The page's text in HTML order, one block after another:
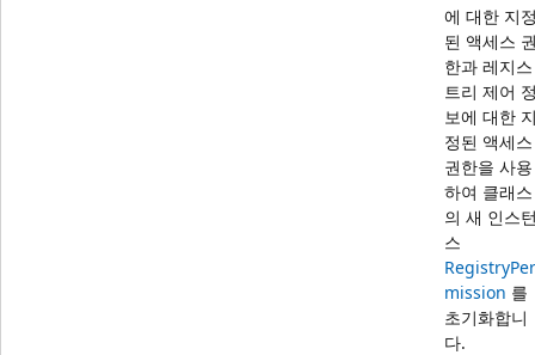
에 대한 지
된 액세스
한과 레지스
트리 제어
보에 대한
정된 액세스
권한을 사용
하여 클래스
의 새 인스
스
RegistryPer
mission 를
초기화합니
다.